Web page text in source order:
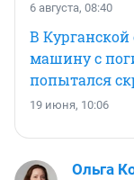
6 августа, 08:40
В Курганской
машину с
попытался
19 июня, 10:06
Ольга